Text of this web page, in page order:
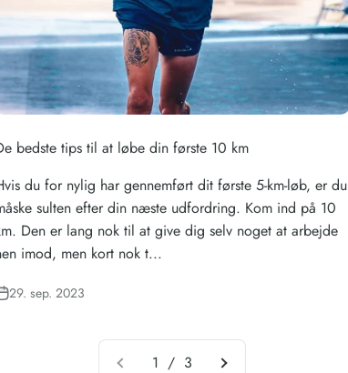
bedste tips til at løbe din første 10 km
du for nylig har gennemført dit første 5-km-løb, er du
sulten efter din næste udfordring. Kom ind på 10
Den er lang nok til at give dig selv noget at arbejde
imod, men kort nok t...
29. sep. 2023
1 / 3